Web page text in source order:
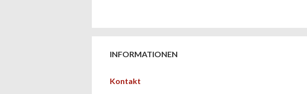
INFORMATIONEN
Kontakt